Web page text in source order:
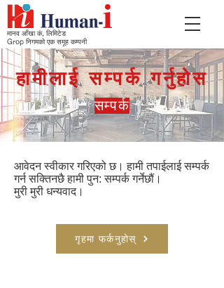
मानव आँखा कं, लिमिटेड
Grop निगमको एक समूह कम्पनी
हामीलाई सम्पर्क गर्नुहोस
सम्पर्क
आवेदन स्वीकार गरिएको छ। हामी तपाईलाई सम्पर्क
गर्न सक्तिनछै हामी पुन: सम्पर्क गर्नेछौं।
मुरी मुरी धन्यवाद।
गृहमा फर्कनुहोस्